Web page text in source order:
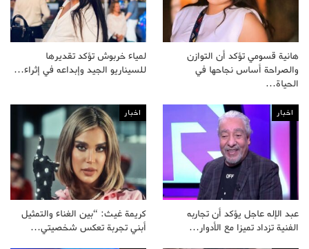
هانية قسومي تؤكد أن التوازن
والصراحة أساس نجاحها في
الحياة…
لمياء خربوش تؤكد تقديرها
للسيناريو الجيد وإبداعه في إثراء…
اخبار
عبد الإله عاجل يؤكد أن تجاربه
الفنية تزداد تميزا مع الأدوار…
اخبار
كريمة غيث: “بين الغناء والتمثيل
أبني تجربة تعكس شخصيتي…